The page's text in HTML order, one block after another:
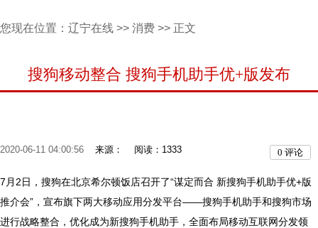
您现在位置： 辽宁在线 >> 消费 >> 正文
搜狗移动整合 搜狗手机助手优+版发布
2020-06-11 04:00:56 来源： 阅读：1333 0 评论
7月2日，搜狗在北京希尔顿饭店召开了“谋定而合 新搜狗手机助手优+版
推介会”，宣布旗下两大移动应用分发平台——搜狗手机助手和搜狗市场
进行战略整合，优化成为新搜狗手机助手，全面布局移动互联网分发领